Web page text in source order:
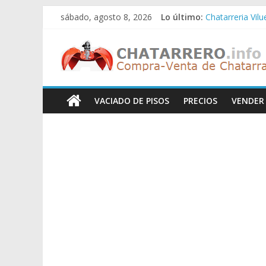
Saltar
contenido
sábado, agosto 8, 2026 Lo último: Chatarreria
Chatarreria
Chatarreria
Chatarreros
–
Precio
VACIADO DE PISOS PRECIOS